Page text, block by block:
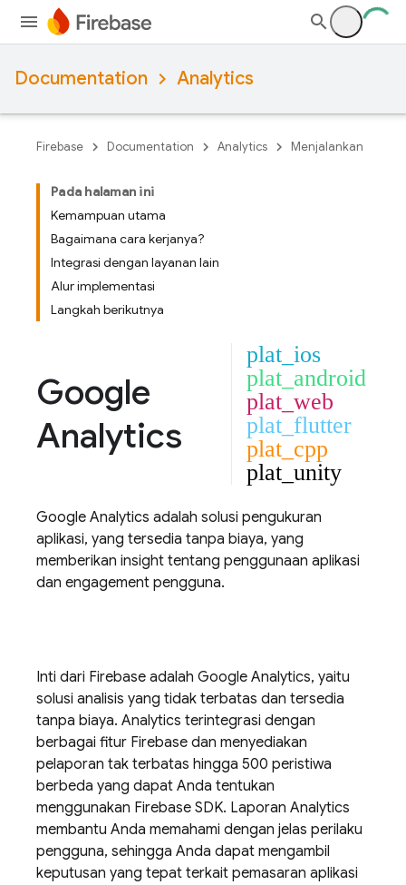
Documentation Analytics
Firebase Documentation Analytics Menjalankan
Pada halaman ini
Kemampuan utama
Bagaimana cara kerjanya?
Integrasi dengan layanan lain
Alur implementasi
Langkah berikutnya
Google
Analytics
plat_ios
plat_android
plat_web
plat_flutter
plat_cpp
plat_unity
Google Analytics adalah solusi pengukuran
aplikasi, yang tersedia tanpa biaya, yang
memberikan insight tentang penggunaan aplikasi
dan engagement pengguna.
Inti dari Firebase adalah Google Analytics, yaitu
solusi analisis yang tidak terbatas dan tersedia
tanpa biaya. Analytics terintegrasi dengan
berbagai fitur Firebase dan menyediakan
pelaporan tak terbatas hingga 500 peristiwa
berbeda yang dapat Anda tentukan
menggunakan Firebase SDK. Laporan Analytics
membantu Anda memahami dengan jelas perilaku
pengguna, sehingga Anda dapat mengambil
keputusan yang tepat terkait pemasaran aplikasi